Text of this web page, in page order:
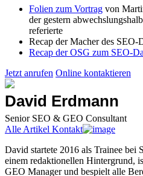
Folien zum Vortrag von
der gestern
referierte
Recap der Macher des SEO-
Recap der OSG zum SEO-
Jetzt anrufen Online kontaktieren
David Erdmann
Senior SEO & GEO Consultant
Alle Artikel Kontakt
David startete 2016 als Trainee
einem redaktionellen Hintergrund,
GEO Manager und bespielt alle